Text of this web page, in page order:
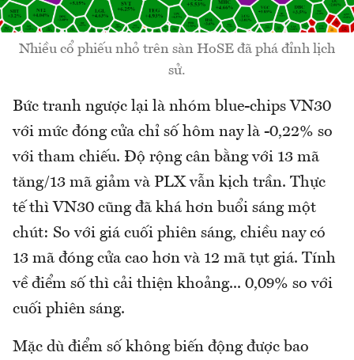
Nhiều cổ phiếu nhỏ trên sàn HoSE đã phá đỉnh lịch
sử.
Bức tranh ngược lại là nhóm blue-chips VN30
với mức đóng cửa chỉ số hôm nay là -0,22% so
với tham chiếu. Độ rộng cân bằng với 13 mã
tăng/13 mã giảm và PLX vẫn kịch trần. Thực
tế thì VN30 cũng đã khá hơn buổi sáng một
chút: So với giá cuối phiên sáng, chiều nay có
13 mã đóng cửa cao hơn và 12 mã tụt giá. Tính
về điểm số thì cải thiện khoảng... 0,09% so với
cuối phiên sáng.
Mặc dù điểm số không biến động được bao